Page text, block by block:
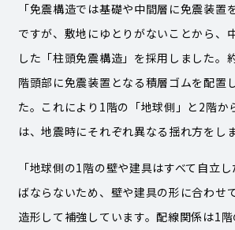
「免震構造では基礎や中間層に免震装置
ですが、敷地にゆとりがないことから、
した「柱頭免震構造」を採用しました。
階頭部に免震装置となる積層ゴムを配置
た。これにより1階の「地球側」と2階か
は、地震時にそれぞれ異なる揺れ方をし
「地球側の1階の壁や建具はすべて自立
ばならないため、壁や建具の形に合わせ
造形して補強しています。配線関係は1